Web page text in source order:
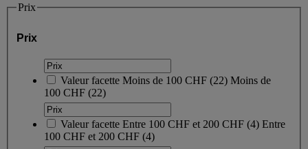
Prix
Prix
Valeur facette Moins de 100 CHF (22) Moins de
100 CHF (22)
Valeur facette Entre 100 CHF et 200 CHF (4) Entre
100 CHF et 200 CHF (4)